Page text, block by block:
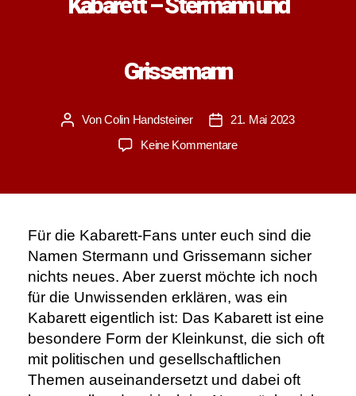
Grissemann
Beitragsautor
VonColin Handsteiner Veröffentlichungsdatum
21. Mai 2023
Keine Kommentarezu
Stermann
Grissemann
Für die Kabarett-Fans unter euch sind die
Namen Stermann und Grissemann sicher
nichts neues. Aber zuerst möchte ich noch
für die Unwissenden erklären, was ein
Kabarett eigentlich ist: Das Kabarett ist eine
besondere Form der Kleinkunst, die sich oft
mit politischen und gesellschaftlichen
Themen auseinandersetzt und dabei oft